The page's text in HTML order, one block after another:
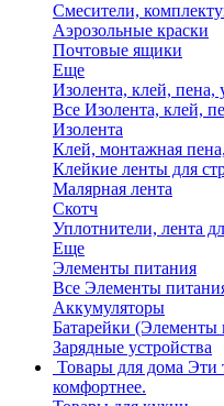
Смесители,
Аэрозольные краски
Почтовые ящики
Еще
Изолента, клей, пена,
Все Изолента, клей,
Изолента
Клей, монтажная
Клейкие ленты для
Малярная лента
Скотч
Уплотнители, лента
Еще
Элементы питания
Все Элементы
Аккумуляторы
Батарейки (Элементы
Зарядные устройства
Товары для дома Эти
комфортнее.